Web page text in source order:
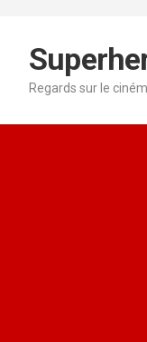
contenu
Regards sur le